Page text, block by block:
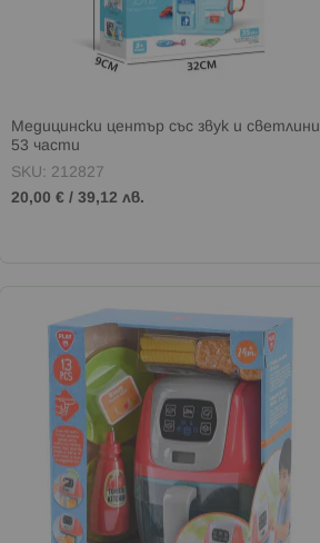
Медицински център със звук и светлини
53 части
SKU: 212827
20,00 € /39,12 лв.